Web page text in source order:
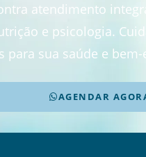
atendimento
e psicologia.
sua saúde e bem-
AGENDAR